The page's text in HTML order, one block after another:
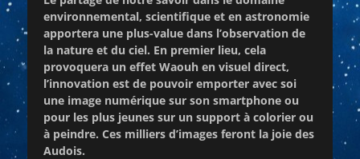
environnemental, scientifique et en astronomie
apportera une plus-value dans l’observation de
la nature et du ciel. En premier lieu, cela
provoquera un effet Waouh en visuel direct,
l’innovation est de pouvoir emporter avec soi
une image numérique sur son smartphone ou
pour les plus jeunes sur un support à colorier ou
à peindre. Ces milliers d’images feront la joie des
Audois.